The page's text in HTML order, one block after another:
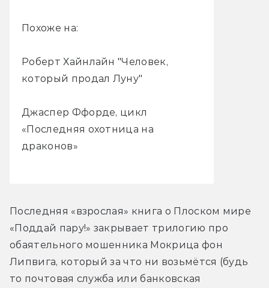
Похоже на:
Роберт Хайнлайн "Человек,
который продал Луну"
Джаспер Ффорде, цикл
«Последняя охотница на
драконов»
Последняя «взрослая» книга о Плоском мире
«Поддай пару!» закрывает трилогию про
обаятельного мошенника Мокрица фон
Липвига, который за что ни возьмётся (будь
то почтовая служба или банковская